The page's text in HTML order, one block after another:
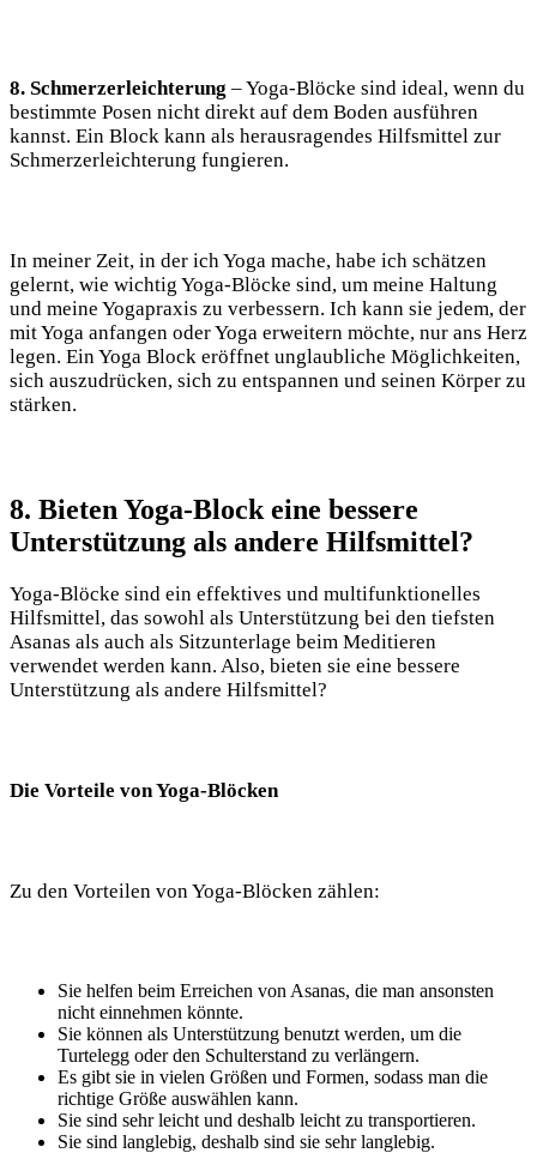
8. Schmerzerleichterung – Yoga-Blöcke sind ideal, ‍wenn⁢ du
bestimmte Posen nicht direkt ​auf dem Boden ausführen
kannst. Ein Block kann als herausragendes ⁤Hilfsmittel zur
Schmerzerleichterung fungieren.
In meiner Zeit, in der ich Yoga ⁤mache, habe ‍ich schätzen
gelernt, wie wichtig Yoga-Blöcke sind, um meine Haltung
und meine Yogapraxis zu ‌verbessern. Ich kann sie jedem, der
⁣mit⁤ Yoga anfangen oder Yoga erweitern möchte, nur ans Herz
legen. Ein‌ Yoga Block eröffnet ⁣unglaubliche Möglichkeiten,
sich auszudrücken, sich zu entspannen und seinen Körper zu
stärken.
8. Bieten Yoga-Block‍ eine bessere
Unterstützung als andere Hilfsmittel?
Yoga-Blöcke⁢ sind ein ⁣effektives und multifunktionelles
Hilfsmittel, das sowohl als Unterstützung bei den‍ tiefsten
Asanas als auch als Sitzunterlage beim Meditieren
verwendet ‍werden kann. Also, bieten sie eine ⁢bessere‍
Unterstützung ‍als ​andere Hilfsmittel?
Die Vorteile von Yoga-Blöcken
Zu den‌ Vorteilen ⁢von Yoga-Blöcken zählen:
Sie helfen beim⁣ Erreichen⁤ von Asanas, die man ansonsten
nicht einnehmen ⁢könnte.
Sie können als Unterstützung benutzt werden, um ⁣die
Turtelegg ‍oder den Schulterstand zu verlängern.
Es gibt sie in vielen Größen und ⁤Formen, sodass man die
richtige Größe‍ auswählen kann.
Sie​ sind⁢ sehr leicht und deshalb⁤ leicht zu transportieren.
Sie sind langlebig, deshalb sind sie ​sehr langlebig.